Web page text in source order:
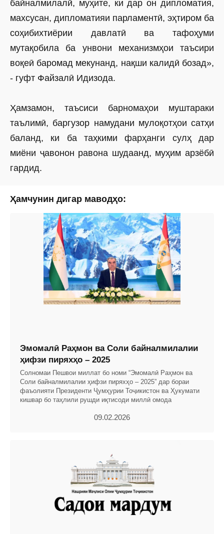
байналмилалӣ, муҳите, ки дар он дипломатия,
махсусан, дипломатияи парламентӣ, эҳтиром ба
соҳиб­ихтиёрии давлатӣ ва тафоҳуми
мутақобила ба унвони механизмҳои таъсири
воқеӣ баромад мекунанд, нақши калидӣ бозад»,
- гуфт Файзалӣ Идизода.
Ҳамзамон, таъсиси барномаҳои муштараки
таълимӣ, баргузор намудани мулоқотҳои сатҳи
баланд, ки ба таҳкими фарҳанги сулҳ дар
миёни ҷавонон равона шудаанд, муҳим арзёбӣ
гардид.
Ҳамчунин дигар маводҳо:
Эмомалӣ Раҳмон ва Соли байналмилалии
ҳифзи пиряхҳо – 2025
Солномаи Пешвои миллат бо номи “Эмомалӣ Раҳмон ва
Соли байналмилалии ҳифзи пиряхҳо – 2025” дар бораи
фаъолияти Президенти Ҷумҳурии Тоҷикистон ва Ҳукумати
кишвар бо таҳлили рушди иқтисоди миллӣ омода
09.02.2026